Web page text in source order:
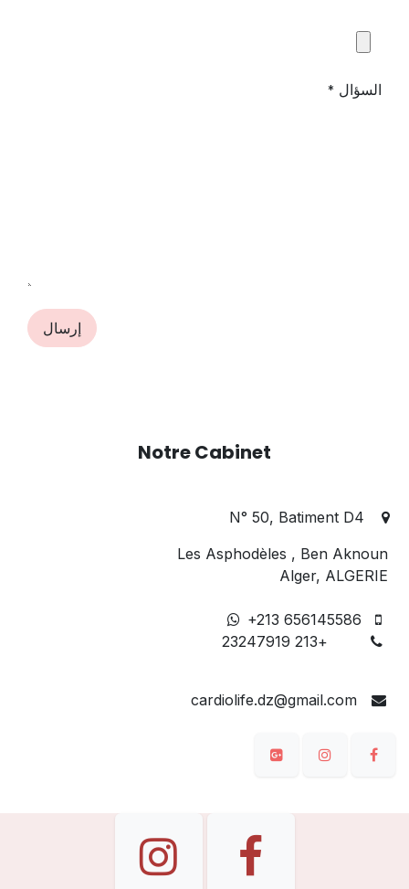
السؤال *
إرسال
Notre Cabinet
N° 50, Batiment D4
Les Asphodèles , Ben Aknoun
Alger, ALGERIE
+213 656145586
+213 23247919